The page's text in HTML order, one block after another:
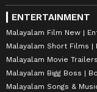
ENTERTAINMENT
Malayalam Film New
Malayalam Short Films
Malayalam Movie Trailers
Malayalam Bigg Boss
Malayalam Songs &